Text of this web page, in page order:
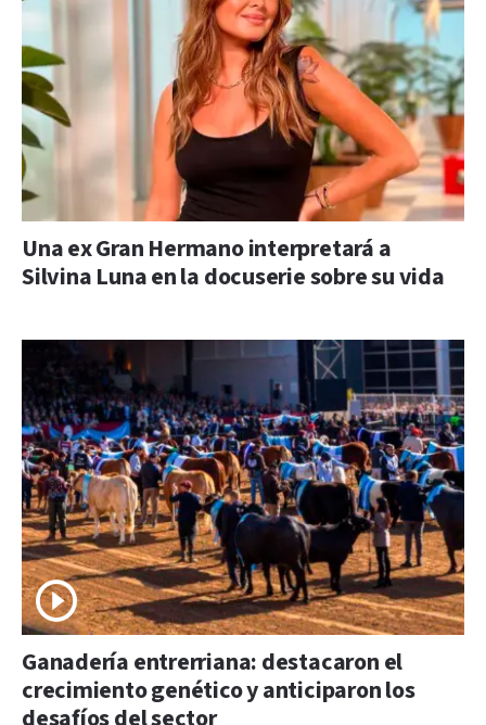
Una ex Gran Hermano interpretará a
Silvina Luna en la docuserie sobre su vida
Ganadería entrerriana: destacaron el
crecimiento genético y anticiparon los